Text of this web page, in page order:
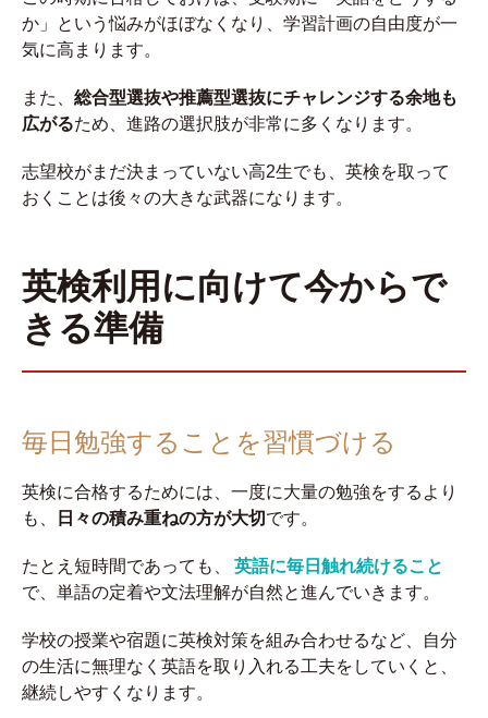
か」という悩みがほぼなくなり、学習計画の自由度が一
気に高まります。
また、 総合型選抜や推薦型選抜にチャレンジする余地も
広がるため、進路の選択肢が非常に多くなります。
志望校がまだ決まっていない高2生でも、英検を取って
おくことは後々の大きな武器になります。
英検利用に向けて今からで
きる準備
毎日勉強することを習慣づける
英検に合格するためには、一度に大量の勉強をするより
も、
日々の積み重ねの方が大切です。
たとえ短時間であっても、
英語に毎日触れ続けること
で、単語の定着や文法理解が自然と進んでいきます。
学校の授業や宿題に英検対策を組み合わせるなど、自分
の生活に無理なく英語を取り入れる工夫をしていくと、
継続しやすくなります。